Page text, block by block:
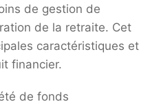
de gestion de
de la retraite. Cet
caractéristiques et
financier.
de fonds